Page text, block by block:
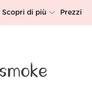
Scopri di più Prezzi